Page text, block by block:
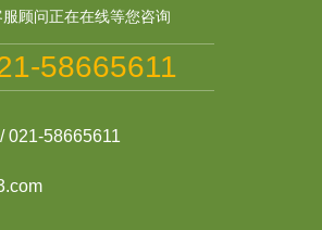
顾问正在在线等您咨询
58665611
021-58665611